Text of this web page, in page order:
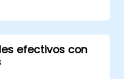
a alertas para
mayor rapidez.
y
manera efectiva.
efectivos con